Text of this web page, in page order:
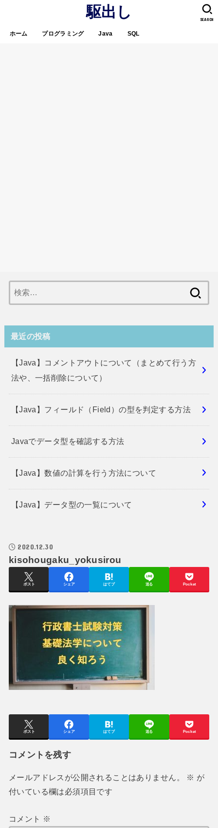
駆出し
ホーム プログラミング Java SQL
SEARCH
索:
最近の投稿
【Java】コメントアウトについて（まとめて行う方
法や、一括削除について）
【Java】フィールド（Field）の型を判定する方法
Javaでデータ型を確認する方法
【Java】数値の計算を行う方法について
【Java】データ型の一覧について
2020.12.30
kisohougaku_yokusirou
ポスト シェア はてブ 送る Pocket
ポスト シェア はてブ 送る Pocket
コメントを残す
メールアドレスが公開されることはありません。 ※ が
付いている欄は必須項目です
コメント ※